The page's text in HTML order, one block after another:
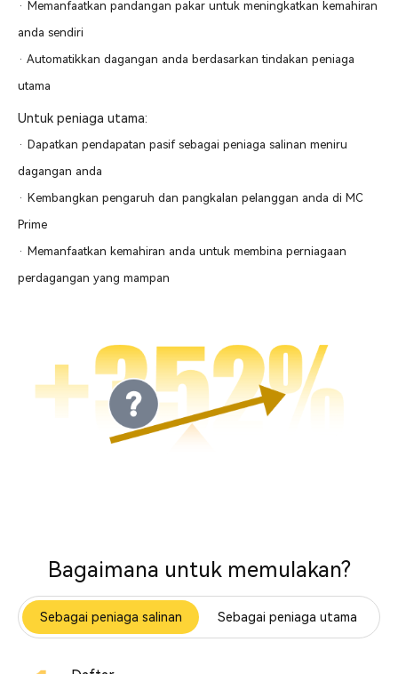
· Memanfaatkan pandangan pakar untuk meningkatkan kemahiran
anda sendiri
· Automatikkan dagangan anda berdasarkan tindakan peniaga
utama
Untuk peniaga utama:
· Dapatkan pendapatan pasif sebagai peniaga salinan meniru
dagangan anda
· Kembangkan pengaruh dan pangkalan pelanggan anda di MC
Prime
· Memanfaatkan kemahiran anda untuk membina perniagaan
perdagangan yang mampan
Bagaimana untuk memulakan?
Sebagai peniaga salinan Sebagai peniaga utama